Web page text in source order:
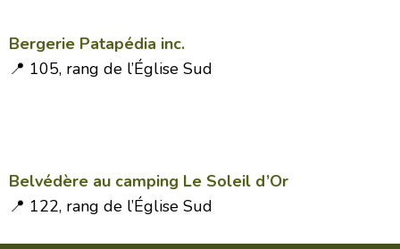
Bergerie Patapédia inc.
📍 105, rang de l’Église Sud
Belvédère au camping Le Soleil d’Or
📍 122, rang de l’Église Sud